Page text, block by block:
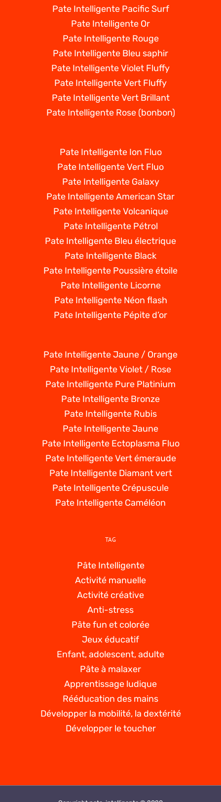
Pate Intelligente Pacific Surf
Pate Intelligente Or
Pate Intelligente Rouge
Pate Intelligente Bleu saphir
Pate Intelligente Violet Fluffy
Pate Intelligente Vert Fluffy
Pate Intelligente Vert Brillant
Pate Intelligente Rose (bonbon)
Pate Intelligente Ion Fluo
Pate Intelligente Vert Fluo
Pate Intelligente Galaxy
Pate Intelligente American Star
Pate Intelligente Volcanique
Pate Intelligente Pétrol
Pate Intelligente Bleu électrique
Pate Intelligente Black
Pate Intelligente Poussière étoile
Pate Intelligente Licorne
Pate Intelligente Néon flash
Pate Intelligente Pépite d’or
Pate Intelligente Jaune / Orange
Pate Intelligente Violet / Rose
Pate Intelligente Pure Platinium
Pate Intelligente Bronze
Pate Intelligente Rubis
Pate Intelligente Jaune
Pate Intelligente Ectoplasma Fluo
Pate Intelligente Vert émeraude
Pate Intelligente Diamant vert
Pate Intelligente Crépuscule
Pate Intelligente Caméléon
TAG
Pâte Intelligente
Activité manuelle
Activité créative
Anti-stress
Pâte fun et colorée
Jeux éducatif
Enfant, adolescent, adulte
Pâte à malaxer
Apprentissage ludique
Rééducation des mains
Développer la mobilité, la dextérité
Développer le toucher